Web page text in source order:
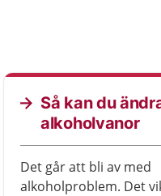
Så kan du
alkoholvanor
Det går att bli av med
alkoholproblem. Det